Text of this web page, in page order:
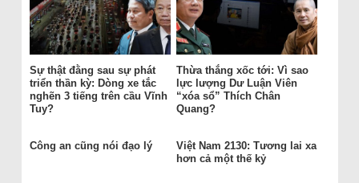
Sự thật đằng sau sự phát
triển thần kỳ: Dòng xe tắc
nghẽn 3 tiếng trên cầu Vĩnh
Tuy?
Thừa thắng xốc tới: Vì sao
lực lượng Dư Luận Viên
“xóa sổ” Thích Chân
Quang?
Công an cũng nói đạo lý
Việt Nam 2130: Tương lai xa
hơn cả một thế kỷ